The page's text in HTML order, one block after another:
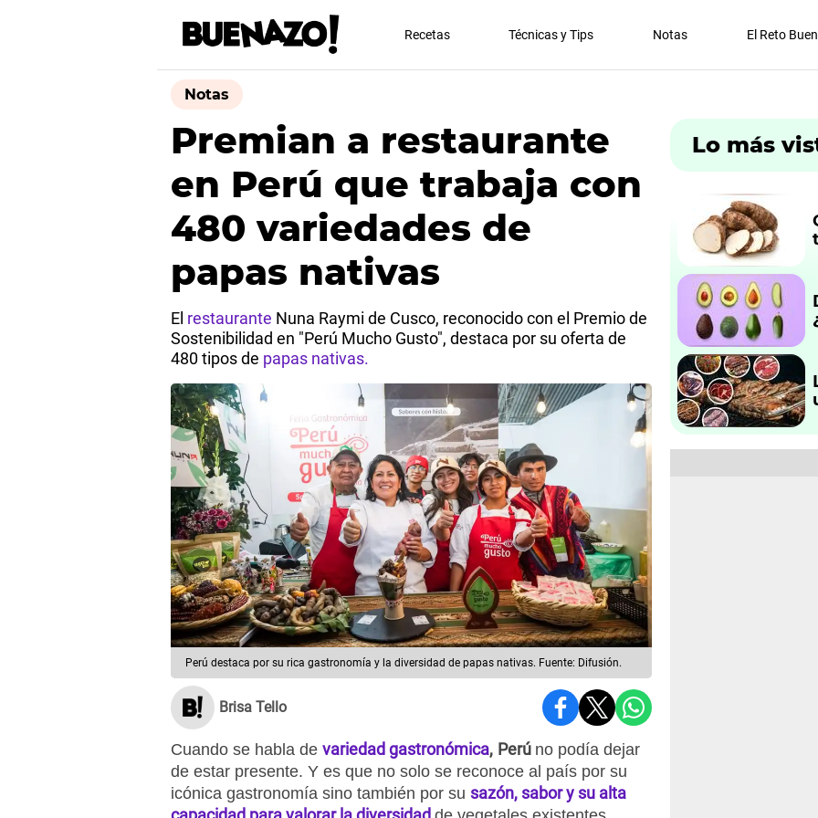
Recetas Técnicas y Tips Notas El Reto
Notas
Premian a restaurante
en Perú que trabaja con
480 variedades de
papas nativas
El restaurante Nuna Raymi de Cusco, reconocido con el Premio de
Sostenibilidad en "Perú Mucho Gusto", destaca por su oferta de
480 tipos de papas nativas.
Perú destaca por su rica gastronomía y la diversidad de papas nativas. Fuente: Difusión.
Brisa Tello
Cuando se habla de variedad gastronómica, Perú no podía dejar
de estar presente. Y es que no solo se reconoce al país por su
icónica gastronomía sino también por su sazón, sabor y su alta
Lo más